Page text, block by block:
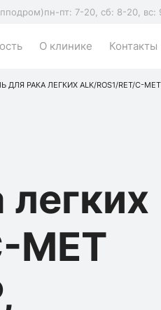
пн-пт: 7-20, сб: 8-20, вс:
О клинике Контакты
ДЛЯ РАКА ЛЕГКИХ ALK/ROS1/RET/C-
MET